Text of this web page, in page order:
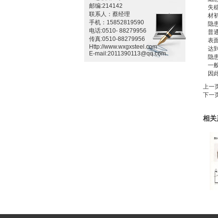
邮编:214142
联系人：蔡经理
手机：15852819590
电话:0510- 88279956
传真:0510-88279956
Http://www.wxgxsteel.com
E-mail:2011390113@qq.com
失
材
隐
普
表
达
隐
一
因
上一
下一
相